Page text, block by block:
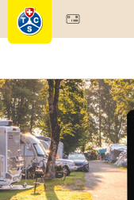
Societariato &
Test, sicurezza &